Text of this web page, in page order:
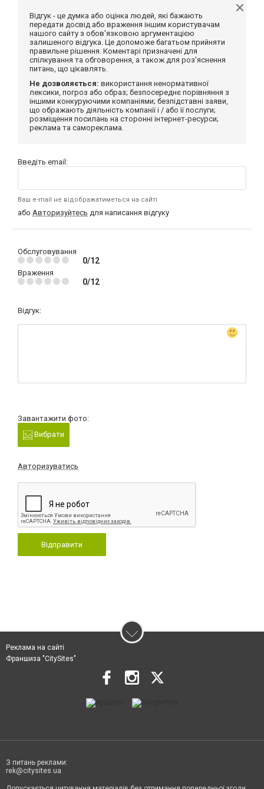
Відгук - це думка або оцінка людей, які бажають
передати досвід або враження іншим користувачам
нашого сайту з обов'язковою аргументацією
залишеного відгука. Це допоможе багатьом прийняти
правильне рішення. Коментарі призначені для
спілкування та обговорення, а також для роз'яснення
питань, що цікавлять.
Не дозволяється: використання ненормативної
лексики, погроз або образ; безпосереднє порівняння з
іншими конкуруючими компаніями; безпідставні заяви,
що ображають діяльність компанії і / або її послуги;
розміщення посилань на сторонні інтернет-ресурси;
реклама та самореклама.
Введіть email:
Ваш e-mail не відображатиметься на сайті
або Авторизуйтесь для написання відгуку
Обслуговування
0/12
Враження
0/12
Відгук:
Завантажити фото:
Вибрати
Авторизуватись
Відправити
Реклама на сайті
Франшиза "CitySites"
З питань реклами:
rek@citysites.ua